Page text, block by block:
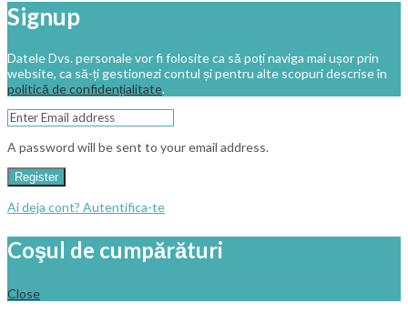
Signup
Datele Dvs. personale vor fi folosite ca să poți naviga mai ușor prin
website, ca să-ți gestionezi contul și pentru alte scopuri descrise în
politică de confidențialitate.
A password will be sent to your email address.
Register
Ai deja cont? Autentifica-te
Coşul de cumpărături
Close